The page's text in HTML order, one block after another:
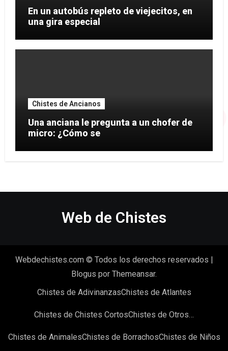
En un autobús repleto de viejecitos, en
una gira especial
Chistes de Ancianos
Una anciana le pregunta a un chofer de
micro: ¿Cómo se
Web de Chistes
Webdechistes.com © Todos los derechos reservados
Blogus por Themeansar.
Chistes de AdivinanzasChistes de Atlantes
Chistes de Chistes CortosChistes de Otros…
Chistes de AnimalesChistes de BorrachosChistes de Niños